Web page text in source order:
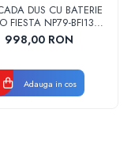
DUS CU BATERIE
FIESTA NP79-BFI13U
CROM
998,00 RON
Adauga in cos